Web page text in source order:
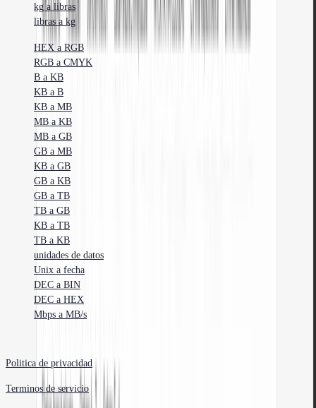
kg a libras
libras a kg
HEX a RGB
RGB a CMYK
B a KB
KB a B
KB a MB
MB a KB
MB a GB
GB a MB
KB a GB
GB a KB
GB a TB
TB a GB
KB a TB
TB a KB
unidades de datos
Unix a fecha
DEC a BIN
DEC a HEX
Mbps a MB/s
Politica de privacidad
Terminos de servicio